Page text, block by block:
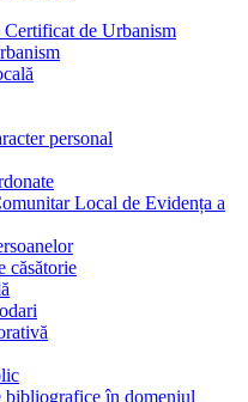
de Urbanism
personal
Local de Evidența a
căsătorie
bibliografice în domeniul